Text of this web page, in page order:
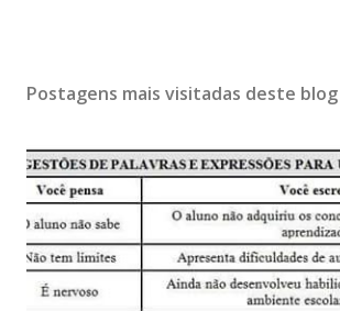
Postagens mais visitadas deste blog